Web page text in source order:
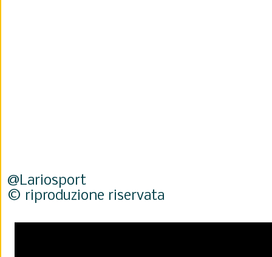
@Lariosport
© riproduzione riservata